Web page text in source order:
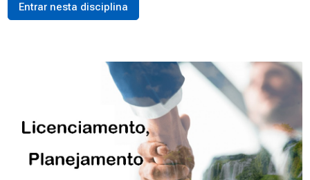
Entrar nesta disciplina